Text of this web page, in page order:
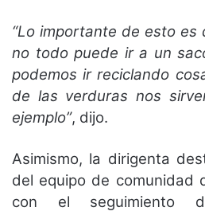
“Lo importante de esto es
no todo puede ir a un
podemos ir reciclando
de las verduras nos
ejemplo”, dijo.
Asimismo, la dirigenta
del equipo de comunidad
con el seguimiento